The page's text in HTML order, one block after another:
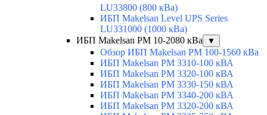
LU33800 (800 кВа)
ИБП Makelsan Level UPS Series
LU331000 (1000 кВа)
ИБП Makelsan PM 10-2080 кВа
▼
Обзор ИБП Makelsan PM 100-1560 кВа
ИБП Makelsan PM 3310-100 кВА
ИБП Makelsan PM 3320-100 кВА
ИБП Makelsan PM 3330-150 кВА
ИБП Makelsan PM 3340-200 кВА
ИБП Makelsan PM 3320-200 кВА